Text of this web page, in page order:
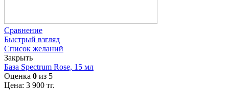
Сравнение
Быстрый взгляд
Список желаний
Закрыть
База Spectrum Rose, 15 мл
Оценка 0 из 5
Цена: 3 900 тг.